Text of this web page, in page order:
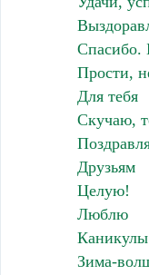
Спасибо.
Прости,
Для тебя
Скучаю,
Друзьям
Целую!
Люблю
Зима-